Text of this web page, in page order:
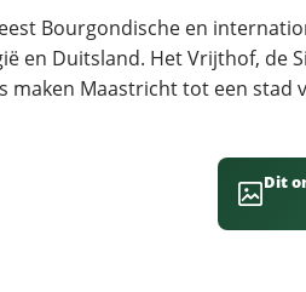
Bourgondische en
en Duitsland. Het Vrijthof, de
maken Maastricht tot een
Dit